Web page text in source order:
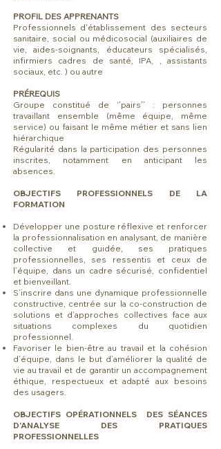
PROFIL DES APPRENANTS
Professionnels d'établissement des secteurs
sanitaire, social ou médicosocial (auxiliaires de
vie, aides-soignants, éducateurs spécialisés,
infirmiers cadres de santé, IPA, , assistants
sociaux, etc. ) ou autre​​
PRÉREQUIS
Groupe constitué de ‘’pairs’’ : personnes
travaillant ensemble (même équipe, même
service) ou faisant le même métier et sans lien
hiérarchique
Régularité dans la participation des personnes
inscrites, notamment en anticipant les
absences.
OBJECTIFS PROFESSIONNELS DE LA
FORMATION
Développer une posture réflexive et renforcer
la professionnalisation en analysant, de manière
collective et guidée, ses pratiques
professionnelles, ses ressentis et ceux de
l’équipe, dans un cadre sécurisé, confidentiel
et bienveillant.
S’inscrire dans une dynamique professionnelle
constructive, centrée sur la co-construction de
solutions et d’approches collectives face aux
situations complexes du quotidien
professionnel.
Favoriser le bien-être au travail et la cohésion
d’équipe, dans le but d’améliorer la qualité de
vie au travail et de garantir un accompagnement
éthique, respectueux et adapté aux besoins
des usagers.​
OBJECTIFS OPÉRATIONNELS DES SÉANCES
D'ANALYSE DES PRATIQUES
PROFESSIONNELLES